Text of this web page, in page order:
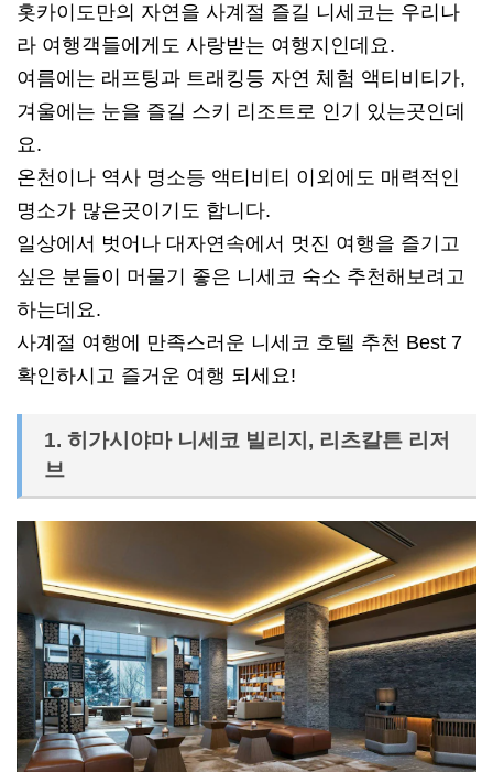
홋카이도만의 자연을 사계절 즐길 니세코는 우리나
라 여행객들에게도 사랑받는 여행지인데요.
여름에는 래프팅과 트래킹등 자연 체험 액티비티가,
겨울에는 눈을 즐길 스키 리조트로 인기 있는곳인데
요.
온천이나 역사 명소등 액티비티 이외에도 매력적인
명소가 많은곳이기도 합니다.
일상에서 벗어나 대자연속에서 멋진 여행을 즐기고
싶은 분들이 머물기 좋은 니세코 숙소 추천해보려고
하는데요.
사계절 여행에 만족스러운 니세코 호텔 추천 Best 7
확인하시고 즐거운 여행 되세요!
1. 히가시야마 니세코 빌리지, 리츠칼튼 리저
브